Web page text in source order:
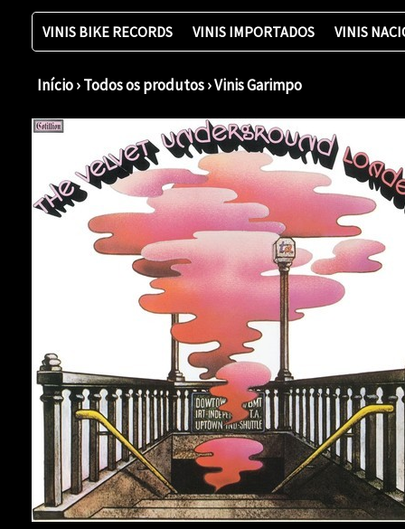
VINIS BIKE RECORDS VINIS IMPORTADOS VINIS
Início›Todos os produtos›Vinis Garimpo